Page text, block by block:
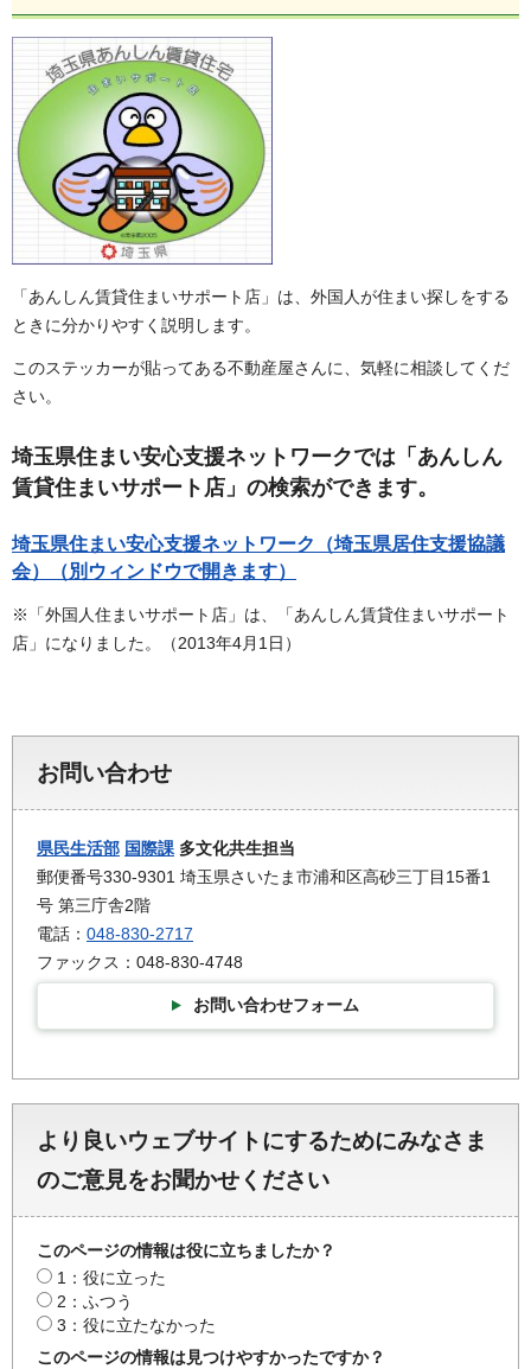
「あんしん賃貸住まいサポート店」は、外国人が住まい探しをする
ときに分かりやすく説明します。
このステッカーが貼ってある不動産屋さんに、気軽に相談してくだ
さい。
埼玉県住まい安心支援ネットワークでは「あんしん
賃貸住まいサポート店」の検索ができます。
埼玉県住まい安心支援ネットワーク（埼玉県居住支援協議
会）（別ウィンドウで開きます）
※「外国人住まいサポート店」は、「あんしん賃貸住まいサポート
店」になりました。（2013年4月1日）
お問い合わせ
県民生活部 国際課 多文化共生担当
郵便番号330-9301 埼玉県さいたま市浦和区高砂三丁目15番1
号 第三庁舎2階
電話： 048-830-2717
ファックス：048-830-4748
お問い合わせフォーム
より良いウェブサイトにするためにみなさま
のご意見をお聞かせください
このページの情報は役に立ちましたか？
1：役に立った
2：ふつう
3：役に立たなかった
このページの情報は見つけやすかったですか？